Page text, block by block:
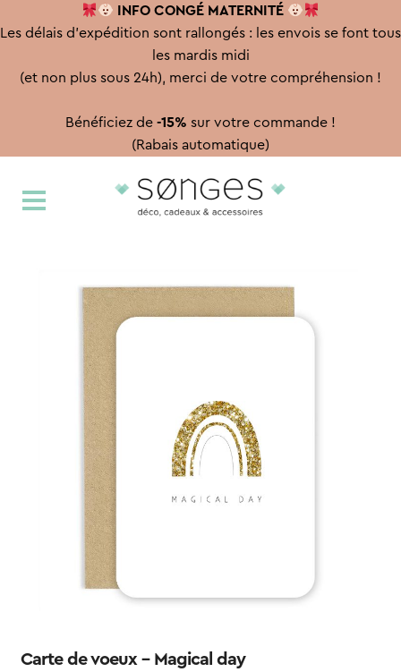
INFO CONGÉ MATERNITÉ
Les délais d'expédition sont rallongés : les envois se font tous
les mardis midi
(et non plus sous 24h), merci de votre compréhension !
Bénéficiez de -15% sur votre commande !
(Rabais automatique)
à
au
Carte de voeux – Magical day